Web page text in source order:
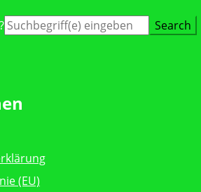
(EU)